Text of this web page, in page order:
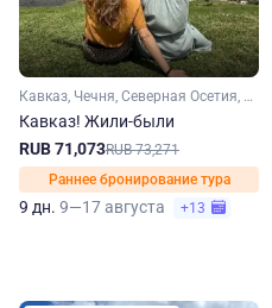
Кавказ, Чечня, Северная Осетия, Дагестан
Кавказ! Жили-были
RUB 71,073RUB 73,271
Раннее бронирование тура
9 дн. 9—17 августа +13